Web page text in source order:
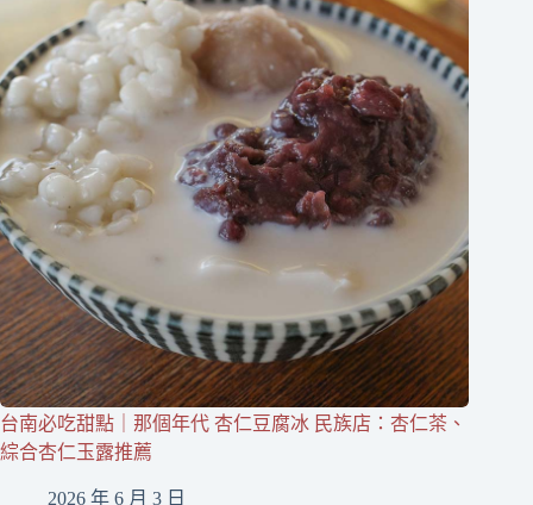
台南必吃甜點｜那個年代 杏仁豆腐冰 民族店：杏仁茶、
綜合杏仁玉露推薦
2026 年 6 月 3 日